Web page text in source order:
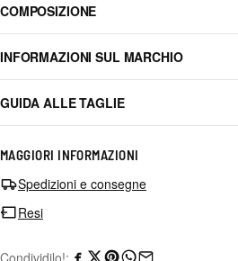
COMPOSIZIONE
INFORMAZIONI SUL MARCHIO
GUIDA ALLE TAGLIE
MAGGIORI INFORMAZIONI
Spedizioni e consegne
Resi
Condividilo!: